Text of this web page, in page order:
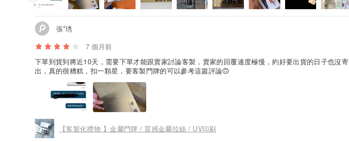
張*琇
7 個月前
下單到貨到將近10天，需要下單才能跟賣家討論客製，賣家的回覆速度極慢，約好要出貨的日子也沒寄
出，真的很糟糕，扣一顆星，要客製門牌的可以參考這篇評論🙃
【客製化禮物 】金屬門牌 / 質感金屬拉絲 / UV印刷